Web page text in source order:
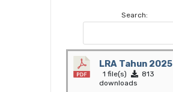
Search:
LRA Tahun 2025
1 file(s)
813
downloads